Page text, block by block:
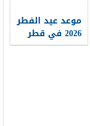
موعد عيد الفطر
2026 في قطر